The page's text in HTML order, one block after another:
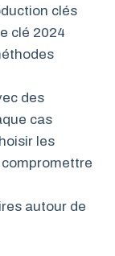
clés
clé 2024
des
cas
les
autour de